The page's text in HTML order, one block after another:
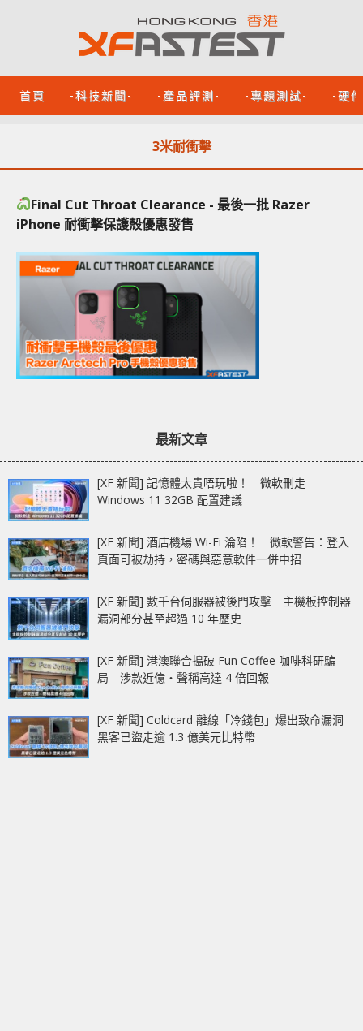
首頁 -科技新聞- -產品評測- -專題測試- -硬
3米耐衝擊
Final Cut Throat Clearance - 最後一批 Razer
iPhone 耐衝擊保護殼優惠發售
最新文章
[XF 新聞] 記憶體太貴唔玩啦！ 微軟刪走
Windows 11 32GB 配置建議
[XF 新聞] 酒店機場 Wi-Fi 淪陷！ 微軟警告：登入
頁面可被劫持，密碼與惡意軟件一併中招
[XF 新聞] 數千台伺服器被後門攻擊 主機板控制器
漏洞部分甚至超過 10 年歷史
[XF 新聞] 港澳聯合搗破 Fun Coffee 咖啡科研騙
局 涉款近億‧聲稱高達 4 倍回報
[XF 新聞] Coldcard 離線「冷錢包」爆出致命漏洞
黑客已盜走逾 1.3 億美元比特幣